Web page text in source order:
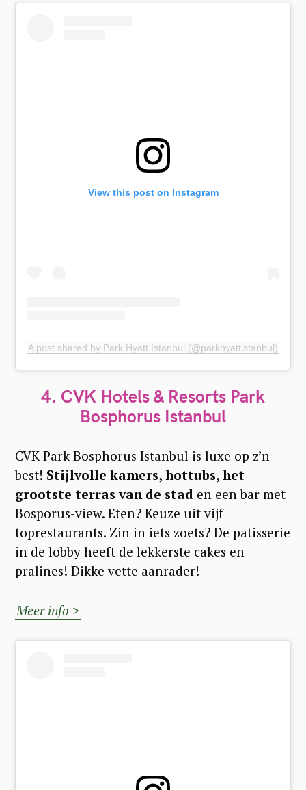
View this post on Instagram
A post shared by Park Hyatt Istanbul (@parkhyattistanbul)
4. CVK Hotels & Resorts Park
Bosphorus Istanbul
CVK Park Bosphorus Istanbul is luxe op z’n
best! Stijlvolle kamers, hottubs, het
grootste terras van de stad en een bar met
Bosporus-view. Eten? Keuze uit vijf
toprestaurants. Zin in iets zoets? De patisserie
in de lobby heeft de lekkerste cakes en
pralines! Dikke vette aanrader!
Meer info >